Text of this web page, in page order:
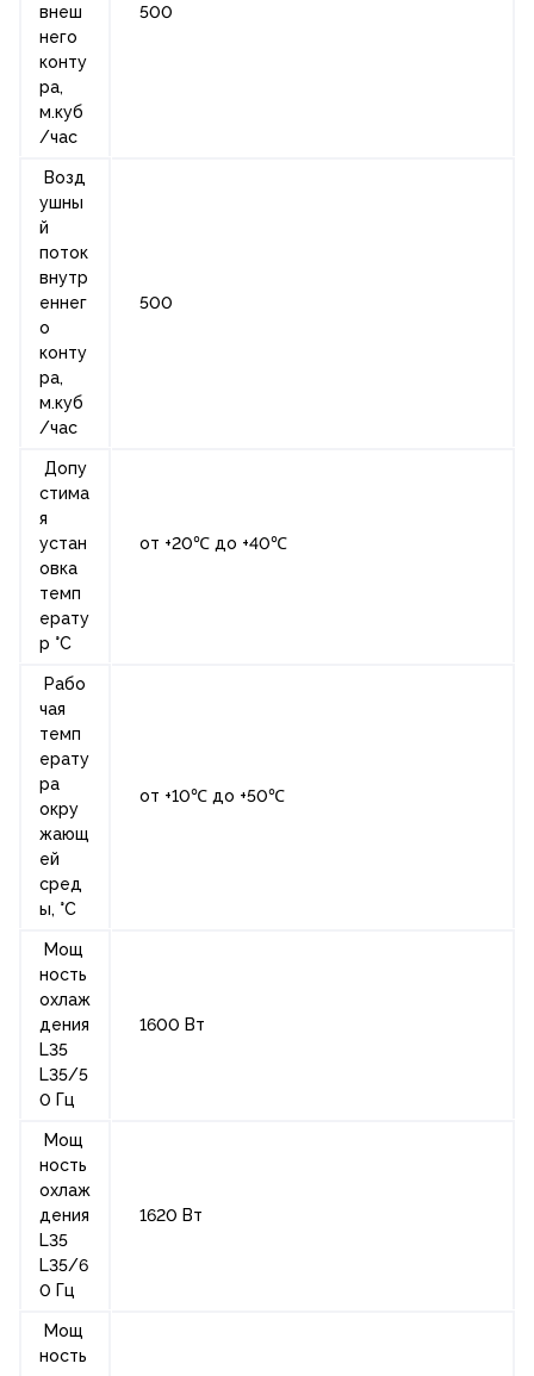
внеш
него
конту
ра,
м.куб
/час
500
Возд
ушны
й
поток
внутр
еннег
о
конту
ра,
м.куб
/час
500
Допу
стима
я
устан
овка
темп
ерату
р °С
от +20℃ до +40℃
Рабо
чая
темп
ерату
ра
окру
жающ
ей
сред
ы, °С
от +10℃ до +50℃
Мощ
ность
охлаж
дения
L35
L35/5
0 Гц
1600 Вт
Мощ
ность
охлаж
дения
L35
L35/6
0 Гц
1620 Вт
Мощ
ность